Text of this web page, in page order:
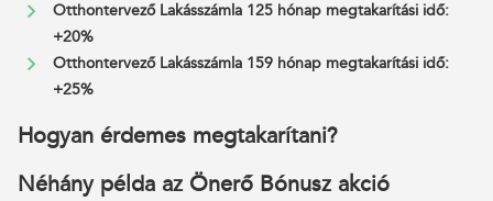
Otthontervező Lakásszámla 125 hónap megtakarítási idő:
+20%
Otthontervező Lakásszámla 159 hónap megtakarítási idő:
+25%
Hogyan érdemes megtakarítani?
Néhány példa az Önerő Bónusz akció